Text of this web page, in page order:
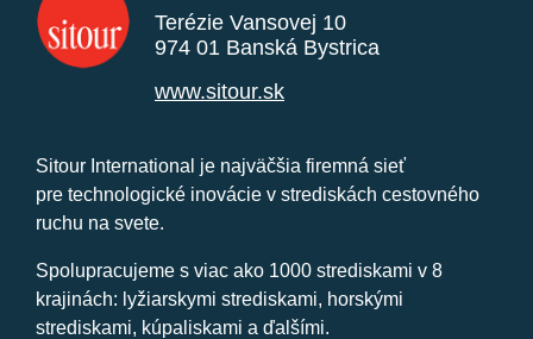
Terézie Vansovej 10
974 01 Banská Bystrica
www.sitour.sk
Sitour International je najväčšia firemná sieť
pre technologické inovácie v strediskách cestovného
ruchu na svete.
Spolupracujeme s viac ako 1000 strediskami v 8
krajinách: lyžiarskymi strediskami, horskými
strediskami, kúpaliskami a ďalšími.